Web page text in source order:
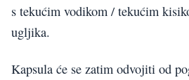
s tekućim vodikom / tekućim
ugljika.
Kapsula će se zatim odvojiti od